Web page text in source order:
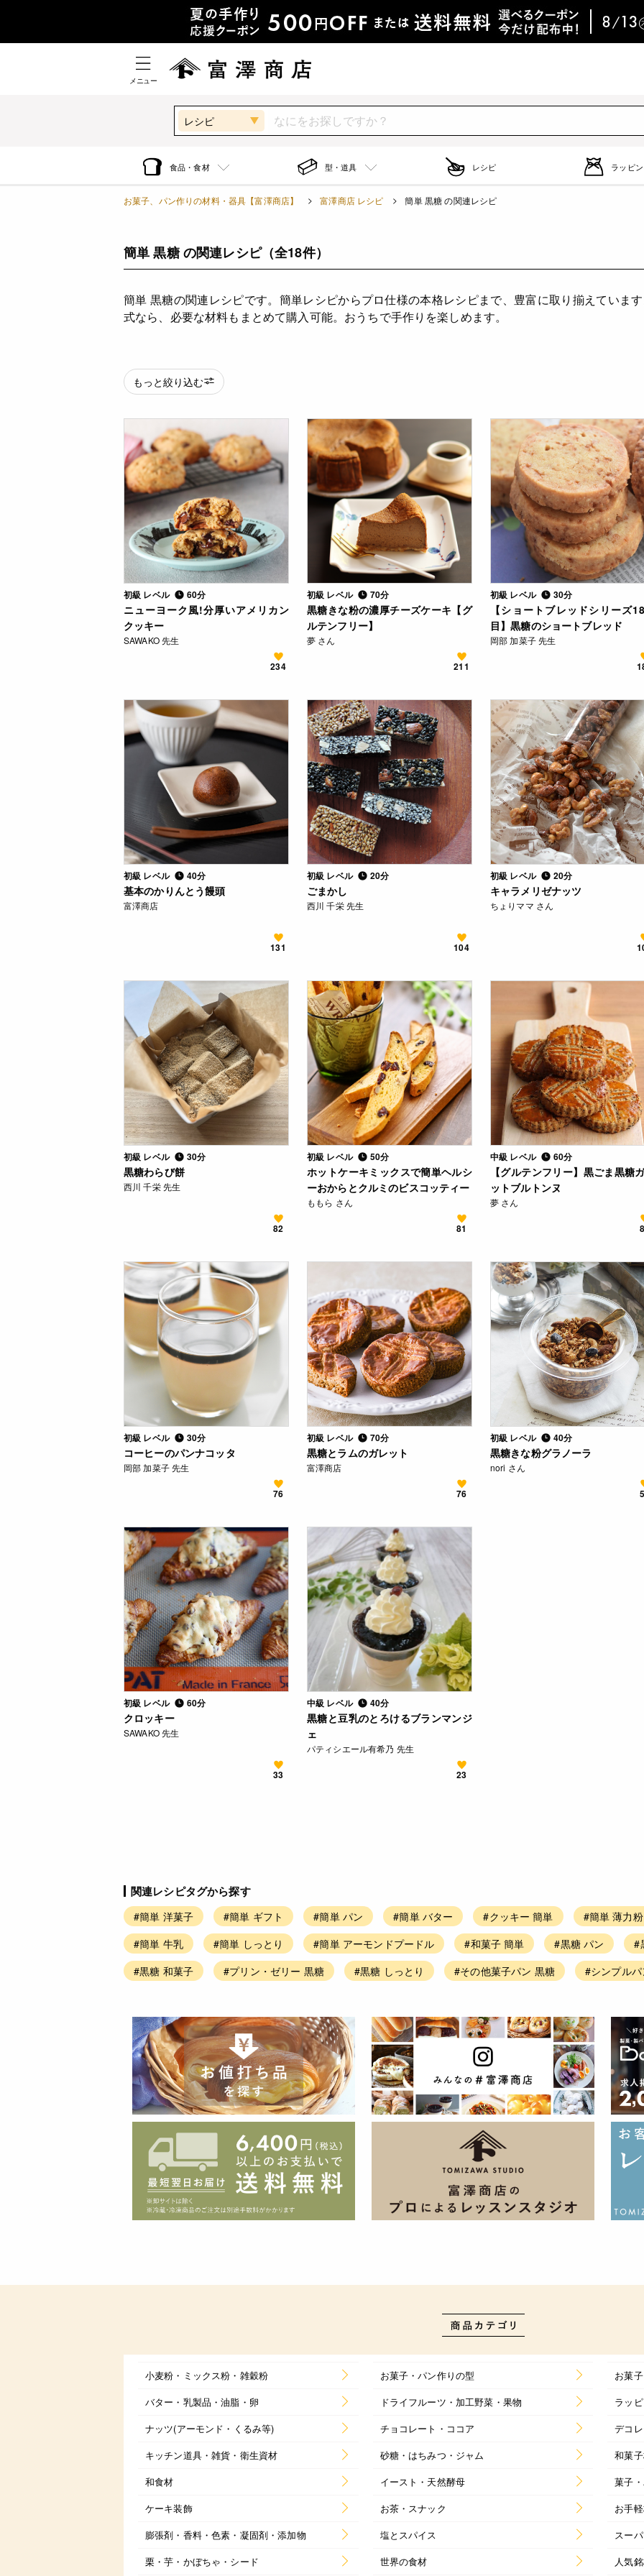
メニュー
レシピ
食品・食材 型・道具 レシピ ラッピ
お菓子、パン作りの材料・器具【富澤商店】 富澤商店 レシピ 簡単 黒糖 の関連レシピ
簡単 黒糖 の関連レシピ（全18件）
簡単 黒糖の関連レシピです。簡単レシピからプロ仕様の本格レシピまで、豊富に取り揃えていま
式なら、必要な材料もまとめて購入可能。おうちで手作りを楽しめます。
もっと絞り込む
初級 レベル 60分
ニューヨーク風!分厚いアメリカン
クッキー
SAWAKO 先生
234
初級 レベル 70分
黒糖きな粉の濃厚チーズケーキ【グ
ルテンフリー】
夢 さん
211
初級 レベル 30分
【ショートブレッドシリーズ
目】黒糖のショートブレッド
岡部 加菜子 先生
初級 レベル 40分
基本のかりんとう饅頭
富澤商店
131
初級 レベル 20分
ごまかし
西川 千栄 先生
104
初級 レベル 20分
キャラメリゼナッツ
ちょりママ さん
初級 レベル 30分
黒糖わらび餅
西川 千栄 先生
82
初級 レベル 50分
ホットケーキミックスで簡単ヘルシ
ーおからとクルミのビスコッティー
ももら さん
81
中級 レベル 60分
【グルテンフリー】黒ごま黒糖
ットブルトンヌ
夢 さん
初級 レベル 30分
コーヒーのパンナコッタ
岡部 加菜子 先生
76
初級 レベル 70分
黒糖とラムのガレット
富澤商店
76
初級 レベル 40分
黒糖きな粉グラノーラ
nori さん
初級 レベル 60分
クロッキー
SAWAKO 先生
33
中級 レベル 40分
黒糖と豆乳のとろけるブランマンジ
ェ
パティシエール有希乃 先生
23
関連レシピタグから探す
#簡単 洋菓子 #簡単 ギフト #簡単 パン #簡単 バター #クッキー 簡単 #簡単 薄力粉
#簡単 牛乳
#簡単 しっとり #簡単 アーモンドプードル #和菓子 簡単 #黒糖 パン #
#黒糖 和菓子
#プリン・ゼリー 黒糖 #黒糖 しっとり #その他菓子パン 黒糖 #シンプル
小麦粉・ミックス粉・雑穀粉 お菓子・パン作りの型
お菓
バター・乳製品・油脂・卵
ドライフルーツ・加工野菜・果物
ラッ
ナッツ(アーモンド・くるみ等)
チョコレート・ココア
デコ
キッチン道具・雑貨・衛生資材
砂糖・はちみつ・ジャム
和菓
和食材
イースト・天然酵母
菓子
ケーキ装飾
お茶・スナック
お手
膨張剤・香料・色素・凝固剤・添加物
塩とスパイス
スー
栗・芋・かぼちゃ・シード
世界の食材 人気